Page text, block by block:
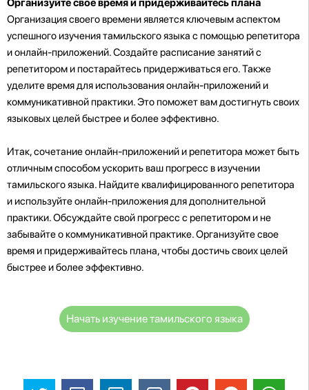
Организация своего времени является ключевым аспектом
успешного изучения тамильского языка с помощью репетитора
и онлайн-приложений. Создайте расписание занятий с
репетитором и постарайтесь придерживаться его. Также
уделите время для использования онлайн-приложений и
коммуникативной практики. Это поможет вам достигнуть своих
языковых целей быстрее и более эффективно.
Итак, сочетание онлайн-приложений и репетитора может быть
отличным способом ускорить ваш прогресс в изучении
тамильского языка. Найдите квалифицированного репетитора
и используйте онлайн-приложения для дополнительной
практики. Обсуждайте свой прогресс с репетитором и не
забывайте о коммуникативной практике. Организуйте свое
время и придерживайтесь плана, чтобы достичь своих целей
быстрее и более эффективно.
Начать изучение тамильского языка